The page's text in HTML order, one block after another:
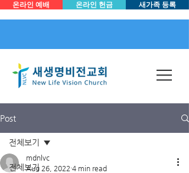
온라인 예배 온라인 헌금 새가족 등록
Post
전체보기
전체보기
mdnlvc
Aug 26, 2022 4 min read